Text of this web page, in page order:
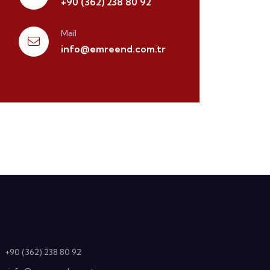
Mail
info@emreend.com.tr
+90 (362) 238 80 92